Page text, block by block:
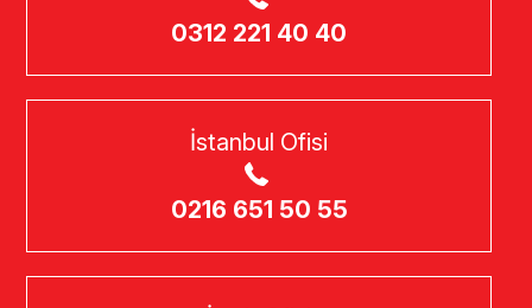
0312 221 40 40
İstanbul Ofisi
0216 651 50 55